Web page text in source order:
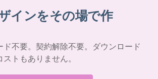
インをその場で作
ド不要。契約解除不要。ダウンロード
トもありません。